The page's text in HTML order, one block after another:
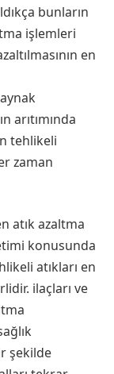
bunların
işlemleri
en
arıtımında
tehlikeli
zaman
atık azaltma
konusunda
atıkları en
ilaçları ve
şekilde